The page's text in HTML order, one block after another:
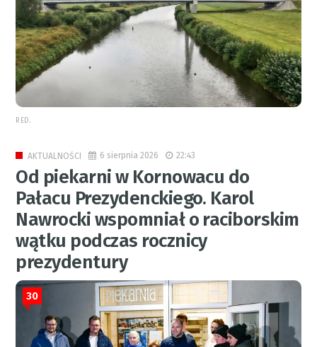
RED.
AKTUALNOŚCI 6 sierpnia 2026 22:43
Od piekarni w Kornowacu do
Pałacu Prezydenckiego. Karol
Nawrocki wspomniał o raciborskim
wątku podczas rocznicy
prezydentury
30